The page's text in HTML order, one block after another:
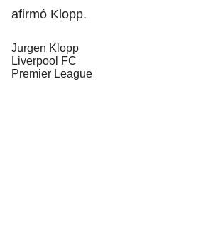
afirmó Klopp.
Jurgen Klopp
Liverpool FC
Premier League